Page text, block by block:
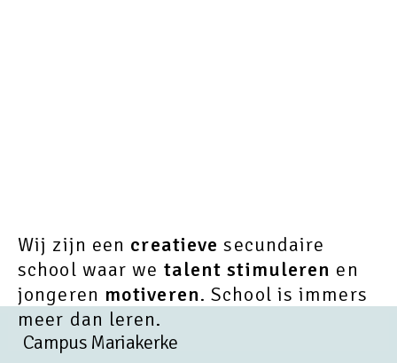
Wij zijn een creatieve secundaire
school waar we talent stimuleren en
jongeren motiveren. School is immers
meer dan leren.
Campus Mariakerke